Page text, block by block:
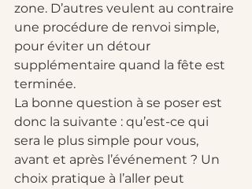
zone. D’autres veulent au contraire
une procédure de renvoi simple,
pour éviter un détour
supplémentaire quand la fête est
terminée.
La bonne question à se poser est
donc la suivante : qu’est-ce qui
sera le plus simple pour vous,
avant et après l’événement ? Un
choix pratique à l’aller peut